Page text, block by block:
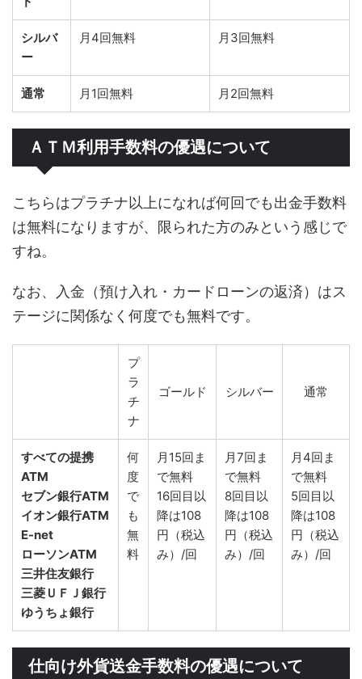
シルバ
ー
月4回無料 月3回無料
通常 月1回無料 月2回無料
ＡＴＭ利用手数料の優遇について
こちらはプラチナ以上になれば何回でも出金手数料
は無料になりますが、限られた方のみという感じで
すね。
なお、入金（預け入れ・カードローンの返済）はス
テージに関係なく何度でも無料です。
プ
ラ
チ
ナ
ゴールド シルバー 通常
すべての提携
ATM
セブン銀行ATM
イオン銀行ATM
E-net
ローソンATM
三井住友銀行
三菱ＵＦＪ銀行
ゆうちょ銀行
何
度
で
も
無
料
月15回ま
で無料
16回目以
降は108
円（税込
み）/回
月7回ま
で無料
8回目以
降は108
円（税込
み）/回
月4回ま
で無料
5回目以
降は108
円（税込
み）/回
仕向け外貨送金手数料の優遇について